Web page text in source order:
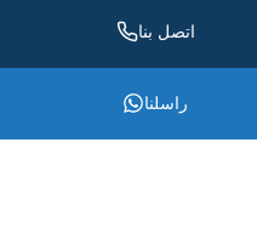
اتصل بنا
راسلنا